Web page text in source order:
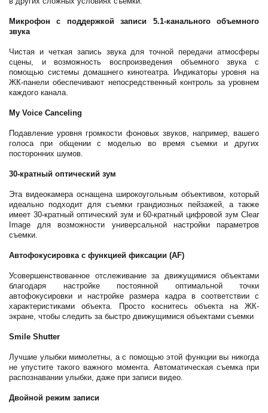
Микрофон с поддержкой записи 5.1-канального объемного
звука
Чистая и четкая запись звука для точной передачи атмосферы
сцены, и возможность воспроизведения объемного звука с
помощью системы домашнего кинотеатра. Индикаторы уровня на
ЖК-панели обеспечивают непосредственный контроль за уровнем
каждого канала.
My Voice Canceling
Подавление уровня громкости фоновых звуков, например, вашего
голоса при общении с моделью во время съемки и других
посторонних шумов.
30-кратный оптический зум
Эта видеокамера оснащена широкоугольным объективом, который
идеально подходит для съемки грандиозных пейзажей, а также
имеет 30-кратный оптический зум и 60-кратный цифровой зум Clear
Image для возможности универсальной настройки параметров
съемки.
Автофокусировка с функцией фиксации (AF)
Усовершенствованное отслеживание за движущимися объектами
благодаря настройке постоянной оптимальной точки
автофокусировки и настройке размера кадра в соответствии с
характеристиками объекта. Просто коснитесь объекта на ЖК-
экране, чтобы следить за быстро движущимися объектами съемки
Smile Shutter
Лучшие улыбки мимолетны, а с помощью этой функции вы никогда
не упустите такого важного момента. Автоматическая съемка при
распознавании улыбки, даже при записи видео.
Двойной режим записи